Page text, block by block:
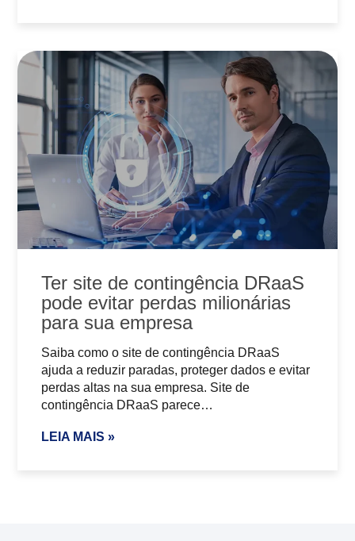
Ter site de contingência DRaaS
pode evitar perdas milionárias
para sua empresa
Saiba como o site de contingência DRaaS
ajuda a reduzir paradas, proteger dados e evitar
perdas altas na sua empresa. Site de
contingência DRaaS parece…
LEIA MAIS »